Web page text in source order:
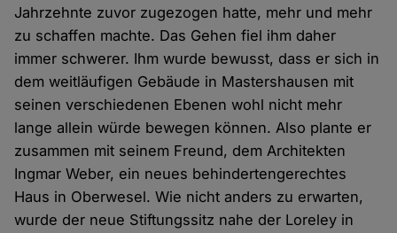
Jahrzehnte zuvor zugezogen hatte, mehr und mehr
zu schaffen machte. Das Gehen fiel ihm daher
immer schwerer. Ihm wurde bewusst, dass er sich in
dem weitläufigen Gebäude in Mastershausen mit
seinen verschiedenen Ebenen wohl nicht mehr
lange allein würde bewegen können. Also plante er
zusammen mit seinem Freund, dem Architekten
Ingmar Weber, ein neues behindertengerechtes
Haus in Oberwesel. Wie nicht anders zu erwarten,
wurde der neue Stiftungssitz nahe der Loreley in